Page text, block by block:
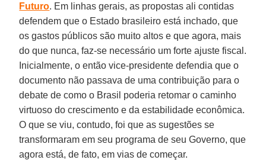
Futuro. Em linhas gerais, as propostas ali contidas
defendem que o Estado brasileiro está inchado, que
os gastos públicos são muito altos e que agora, mais
do que nunca, faz-se necessário um forte ajuste fiscal.
Inicialmente, o então vice-presidente defendia que o
documento não passava de uma contribuição para o
debate de como o Brasil poderia retomar o caminho
virtuoso do crescimento e da estabilidade econômica.
O que se viu, contudo, foi que as sugestões se
transformaram em seu programa de seu Governo, que
agora está, de fato, em vias de começar.